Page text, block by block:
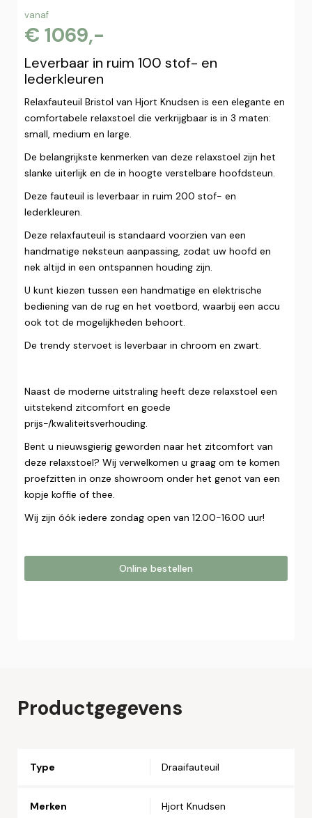
vanaf
€ 1069,-
Leverbaar in ruim 100 stof- en
lederkleuren
Relaxfauteuil Bristol van Hjort Knudsen is een elegante en
comfortabele relaxstoel die verkrijgbaar is in 3 maten:
small, medium en large.
De belangrijkste kenmerken van deze relaxstoel zijn het
slanke uiterlijk en de in hoogte verstelbare hoofdsteun.
Deze fauteuil is leverbaar in ruim 200 stof- en
lederkleuren.
Deze relaxfauteuil is standaard voorzien van een
handmatige neksteun aanpassing, zodat uw hoofd en
nek altijd in een ontspannen houding zijn.
U kunt kiezen tussen een handmatige en elektrische
bediening van de rug en het voetbord, waarbij een accu
ook tot de mogelijkheden behoort.
De trendy stervoet is leverbaar in chroom en zwart.
Naast de moderne uitstraling heeft deze relaxstoel een
uitstekend zitcomfort en goede
prijs-/kwaliteitsverhouding.
Bent u nieuwsgierig geworden naar het zitcomfort van
deze relaxstoel? Wij verwelkomen u graag om te komen
proefzitten in onze showroom onder het genot van een
kopje koffie of thee.
Wij zijn óók iedere zondag open van 12.00-16.00 uur!
Online bestellen
Productgegevens
Type Draaifauteuil
Merken Hjort Knudsen